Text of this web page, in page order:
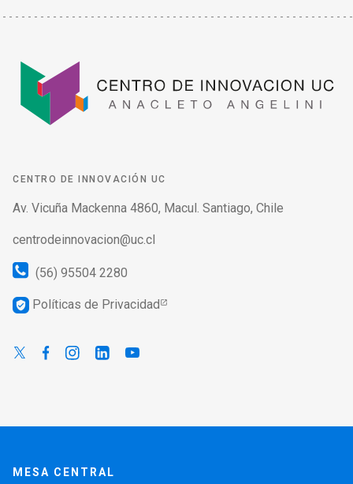
CENTRO DE INNOVACIÓN UC
Av. Vicuña Mackenna 4860, Macul. Santiago, Chile
centrodeinnovacion@uc.cl
(56) 95504 2280
verified_user Políticas de Privacidad
MESA CENTRAL